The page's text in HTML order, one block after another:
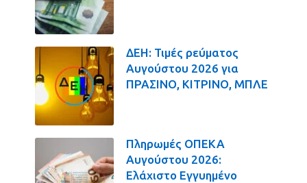
ΔΕΗ: Τιμές ρεύματος
Αυγούστου 2026 για
ΠΡΑΣΙΝΟ, ΚΙΤΡΙΝΟ, ΜΠΛΕ
Πληρωμές ΟΠΕΚΑ
Αυγούστου 2026:
Ελάχιστο Εγγυημένο